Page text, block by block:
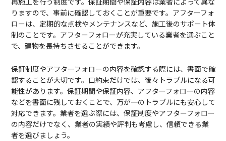
りますので、事前に確認しておくことが重要です。アフターフォ
ローは、定期的な点検やメンテナンスなど、施工後のサポート体
制のことです。アフターフォローが充実している業者を選ぶこと
で、建物を長持ちさせることができます。
保証制度やアフターフォローの内容を確認する際には、書面で確
認することが大切です。口約束だけでは、後々トラブルになる可
能性があります。保証期間や保証内容、アフターフォローの内容
などを書面に残しておくことで、万が一のトラブルにも安心して
対応できます。業者を選ぶ際には、保証制度やアフターフォロー
の内容だけでなく、業者の実績や評判も考慮し、信頼できる業
者を選びましょう。